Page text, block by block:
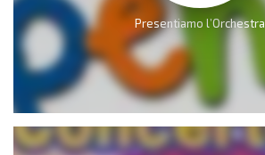
Presentiamo l’Orchestra